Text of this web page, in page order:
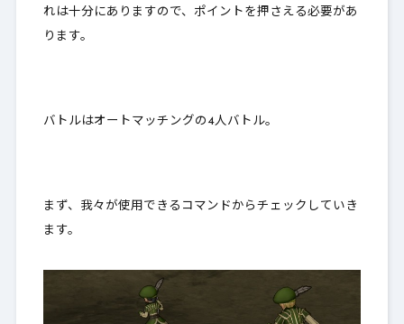
れは十分にありますので、ポイントを押さえる必要があ
ります。
バトルはオートマッチングの4人バトル。
まず、我々が使用できるコマンドからチェックしていき
ます。